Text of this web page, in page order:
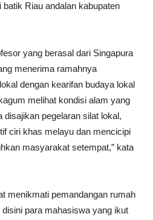
Riau andalan kabupaten
yang berasal dari Singapura
menerima ramahnya
dengan kearifan budaya lokal
melihat kondisi alam yang
pegelaran silat lokal,
ciri khas melayu dan mencicipi
masyarakat setempat,” kata
menikmati pemandangan rumah
para mahasiswa yang ikut